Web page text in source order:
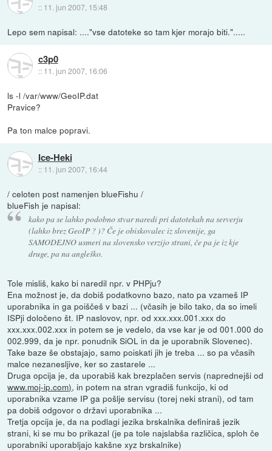
:: 11. jun 2007, 15:48
Lepo sem napisal: ...."vse datoteke so tam kjer morajo biti.".....
c3p0
:: 11. jun 2007, 16:06
ls -l /var/www/GeoIP.dat
Pravice?
Pa ton malce popravi.
Ice-Heki
:: 11. jun 2007, 16:44
/ celoten post namenjen blueFishu /
blueFish je napisal:
kako pa se lahko podobno stvar naredi pri datotekah na serverju
(lahko brez GeoIP ? )? Če je obiskovalec iz slovenije, ga
SAMODEJNO usmeri na slovensko verzijo strani, če pa je iz kje
druge, pa na angleško.
Tole misliš, kako bi naredil npr. v PHPju?
Ena možnost je, da dobiš podatkovno bazo, nato pa vzameš IP
uporabnika in ga poiščeš v bazi ... (včasih je bilo tako, da so imeli
ISPji določeno št. IP naslovov, npr. od xxx.xxx.001.xxx do
xxx.xxx.002.xxx in potem se je vedelo, da vse kar je od 001.000 do
002.999, da je npr. ponudnik SiOL in da je uporabnik Slovenec).
Take baze še obstajajo, samo poiskati jih je treba ... so pa včasih
malce nezanesljive, ker so zastarele ...
Druga opcija je, da uporabiš kak brezplačen servis (naprednejši od
www.moj-ip.com), in potem na stran vgradiš funkcijo, ki od
uporabnika vzame IP ga pošlje servisu (torej neki strani), od tam
pa dobiš odgovor o državi uporabnika ...
Tretja opcija je, da na podlagi jezika brskalnika definiraš jezik
strani, ki se mu bo prikazal (je pa tole najslabša različica, sploh če
uporabniki uporabljajo kakšne xyz brskalnike)